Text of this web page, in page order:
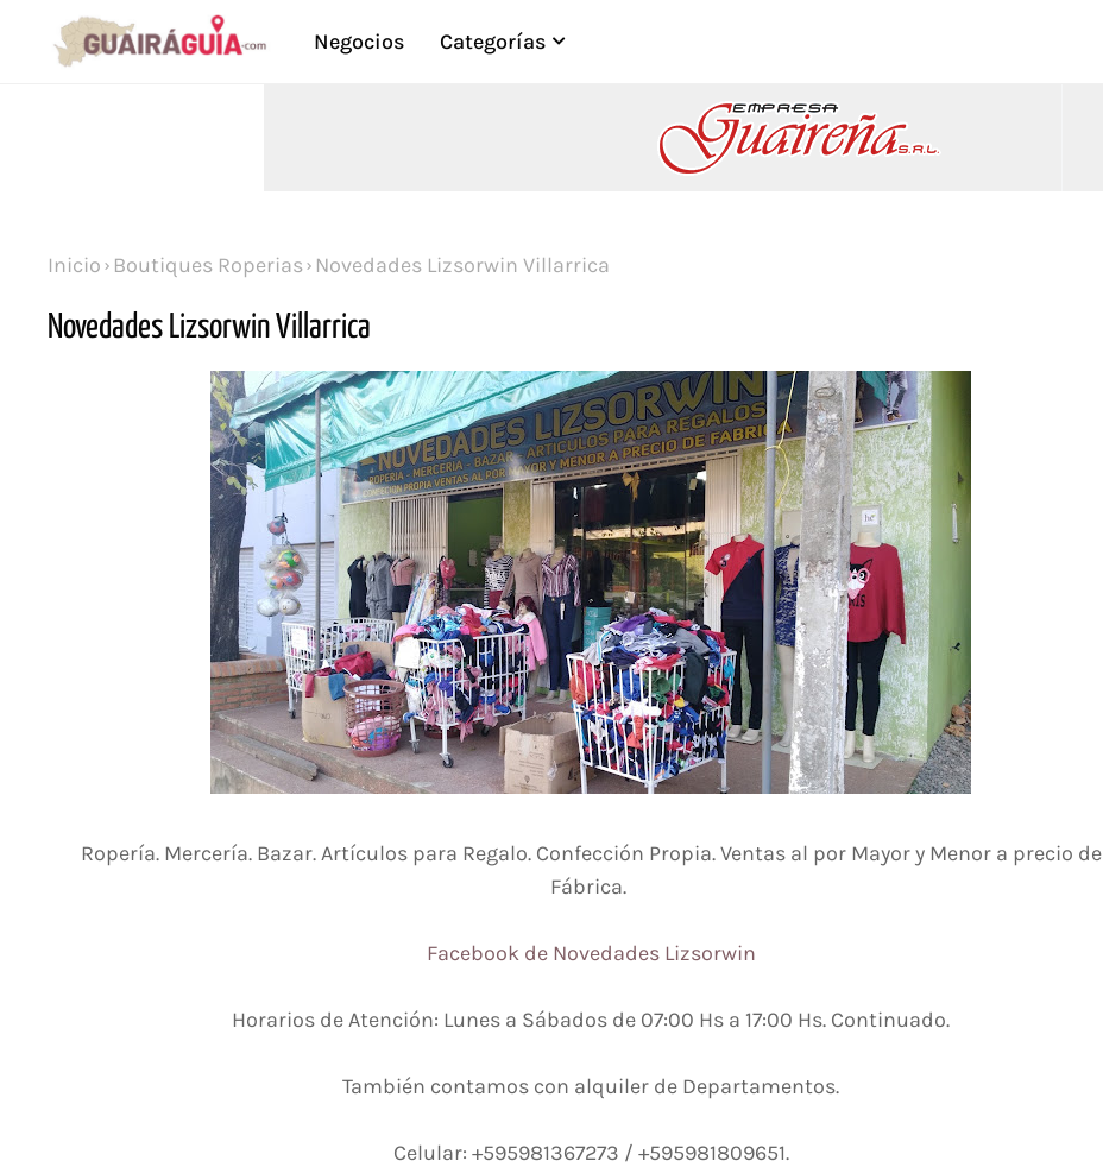
Negocios Categorías
Inicio Boutiques Roperias Novedades Lizsorwin Villarrica
Novedades Lizsorwin Villarrica
Ropería. Mercería. Bazar. Artículos para Regalo. Confección Propia. Ventas al por Mayor y Menor a precio de
Fábrica.
Facebook de Novedades Lizsorwin
Horarios de Atención: Lunes a Sábados de 07:00 Hs a 17:00 Hs. Continuado.
También contamos con alquiler de Departamentos.
Celular: +595981367273 / +595981809651.